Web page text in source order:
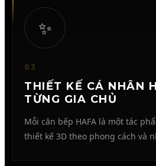
✨
03
THIẾT KẾ CÁ NHÂN
TỪNG GIA CHỦ
Mỗi căn bếp HAFA là một tác
thiết kế 3D theo phong cách và